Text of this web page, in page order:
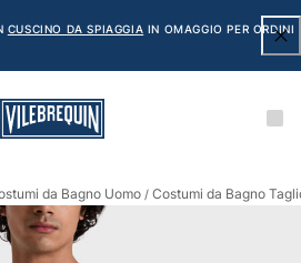
CUSCINO DA SPIAGGIA IN OMAGGIO PER ORDINI
da Bagno Uomo / Costumi da Bagno